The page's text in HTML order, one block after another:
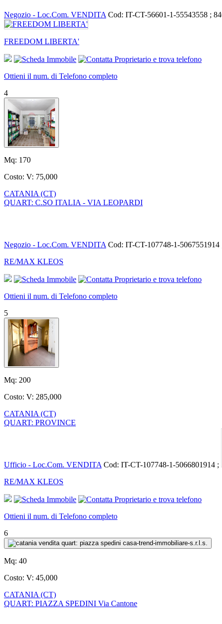
Negozio - Loc.Com. VENDITA Cod: IT-CT-56601-1-55543558 ;
FREEDOM LIBERTA'
Ottieni il num. di Telefono completo
4
Mq: 170
Costo: V: 75,000
CATANIA (CT)
QUART: C.SO ITALIA - VIA LEOPARDI
Negozio - Loc.Com. VENDITA Cod: IT-CT-107748-1-
RE/MAX KLEOS
Ottieni il num. di Telefono completo
5
Mq: 200
Costo: V: 285,000
CATANIA (CT)
QUART: PROVINCE
Ufficio - Loc.Com. VENDITA Cod: IT-CT-107748-1-5066801914 ;
RE/MAX KLEOS
Ottieni il num. di Telefono completo
6
Mq: 40
Costo: V: 45,000
CATANIA (CT)
QUART: PIAZZA SPEDINI Via Cantone